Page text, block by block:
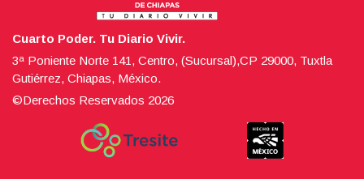
Cuarto Poder. Tu Diario Vivir.
3ª Poniente Norte 141, Centro, (Sucursal),CP 29000, Tuxtla
Gutiérrez, Chiapas, México.
©Derechos Reservados 2026